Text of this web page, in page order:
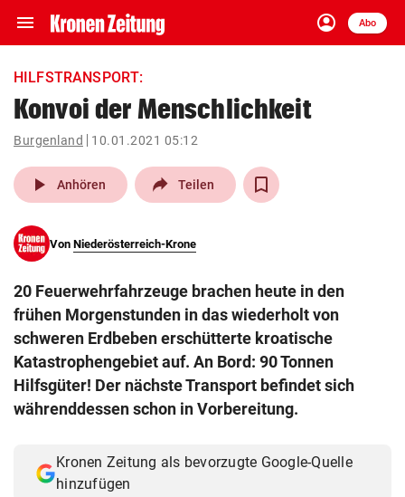
menu Navigation
ein-/ausklappen
account_circle
Anmelden
Abo
close Schließen
account_circle Anmelden
pin_drop
arrow_right
bookmark Merkliste
search
Suchbegriff
eingeben
HILFSTRANSPORT:
Konvoi der Menschlichkeit
Burgenland 10.01.2021 05:12
play_arrow Anhören Teilen
Von Niederösterreich-Krone
20 Feuerwehrfahrzeuge brachen heute in den
frühen Morgenstunden in das wiederholt von
schweren Erdbeben erschütterte kroatische
Katastrophengebiet auf. An Bord: 90 Tonnen
Hilfsgüter! Der nächste Transport befindet sich
währenddessen schon in Vorbereitung.
Kronen Zeitung als bevorzugte Google-Quelle
hinzufügen